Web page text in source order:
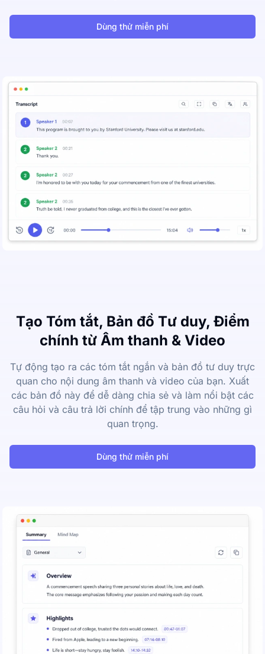
Dùng thử miễn phí
Tạo Tóm tắt, Bản đồ Tư duy, Điểm
chính từ Âm thanh & Video
Tự động tạo ra các tóm tắt ngắn và bản đồ tư duy trực
quan cho nội dung âm thanh và video của bạn. Xuất
các bản đồ này để dễ dàng chia sẻ và làm nổi bật các
câu hỏi và câu trả lời chính để tập trung vào những gì
quan trọng.
Dùng thử miễn phí